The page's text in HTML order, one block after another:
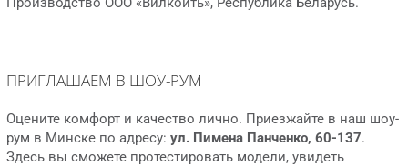
ПРИГЛАШАЕМ В ШОУ-РУМ
Оцените комфорт и качество лично. Приезжайте в наш шоу-
рум в Минске по адресу: ул. Пимена Панченко, 60-137.
Здесь вы сможете протестировать модели, увидеть